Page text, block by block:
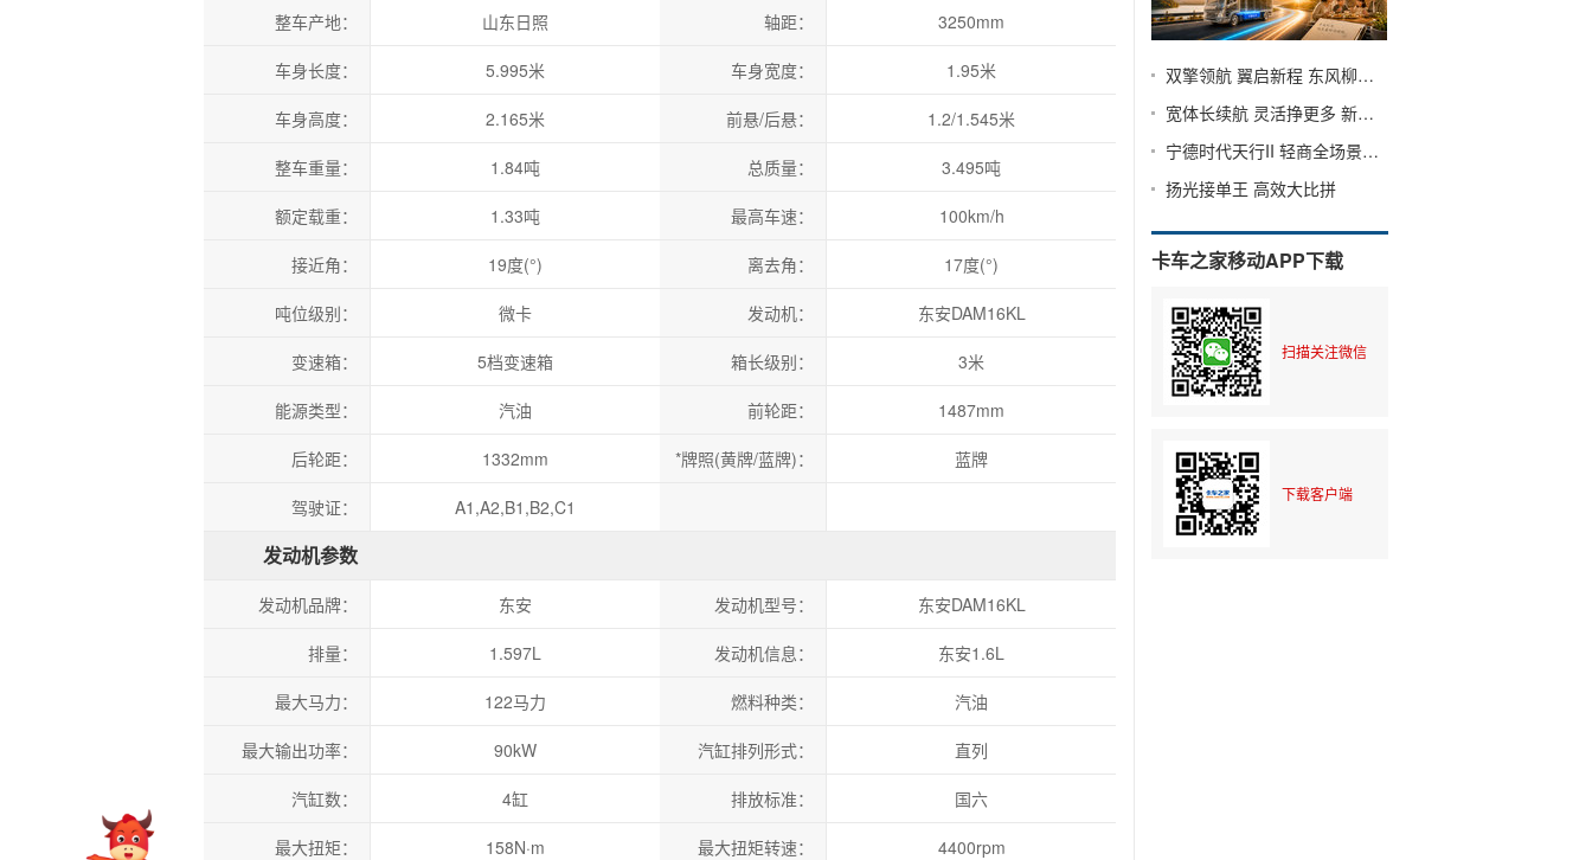
整车产地： 山东日照 轴距： 3250mm
车身长度： 5.995米 车身宽度： 1.95米
车身高度： 2.165米 前悬/后悬： 1.2/1.545米
整车重量： 1.84吨 总质量： 3.495吨
额定载重： 1.33吨 最高车速： 100km/h
接近角： 19度(°) 离去角： 17度(°)
吨位级别： 微卡 发动机： 东安DAM16KL
变速箱： 5档变速箱 箱长级别： 3米
能源类型： 汽油 前轮距： 1487mm
后轮距： 1332mm *牌照(黄牌/蓝牌)： 蓝牌
驾驶证： A1,A2,B1,B2,C1
发动机参数
发动机品牌： 东安 发动机型号： 东安DAM16KL
排量： 1.597L 发动机信息： 东安1.6L
最大马力： 122马力 燃料种类： 汽油
最大输出功率： 90kW 汽缸排列形式： 直列
汽缸数： 4缸 排放标准： 国六
最大扭矩： 158N·m 最大扭矩转速： 4400rpm
活」
双擎领航 翼启新程 东风柳汽第十届67品牌客户日
宽体长续航 灵活挣更多 新一代城配纯电小卡—东风途逸T9E&T5E重磅登陆
宁德时代天行II 轻商全场景解决方案
扬光接单王 高效大比拼
卡车之家移动APP下载
扫描关注微信
下载客户端